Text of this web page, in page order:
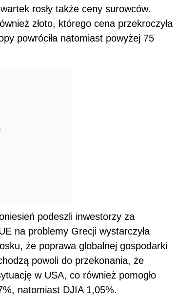
rosły także ceny surowców.
złoto, którego cena przekroczyła
powróciła natomiast powyżej 75
podeszli inwestorzy za
na problemy Grecji wystarczyła
że poprawa globalnej gospodarki
powoli do przekonania, że
w USA, co również pomogło
natomiast DJIA 1,05%.